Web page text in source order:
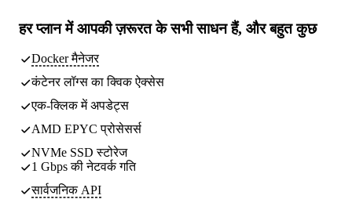
हर प्लान मेंआपकी ज़रूरत के सभी साधनहैं, और बहुत कुछ
Docker मैनेजर
कंटेनर लॉग्स का क्विक ऐक्सेस
एक-क्लिक में अपडेट्स
AMD EPYC प्रोसेसर्स
NVMe SSD स्टोरेज
1 Gbps की नेटवर्क गति
सार्वजनिक API